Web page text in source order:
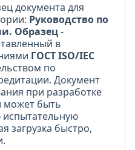
документа для
Руководство по
Образец-
в
ГОСТ ISO/IEC
по
Документ
при разработке
может быть
загрузка быстро,